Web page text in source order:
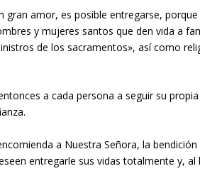
gran amor, es posible entregarse,
y mujeres santos que den vida a
de los sacramentos», así como
a cada persona a seguir su
a Nuestra Señora, la
entregarle sus vidas totalmente y,